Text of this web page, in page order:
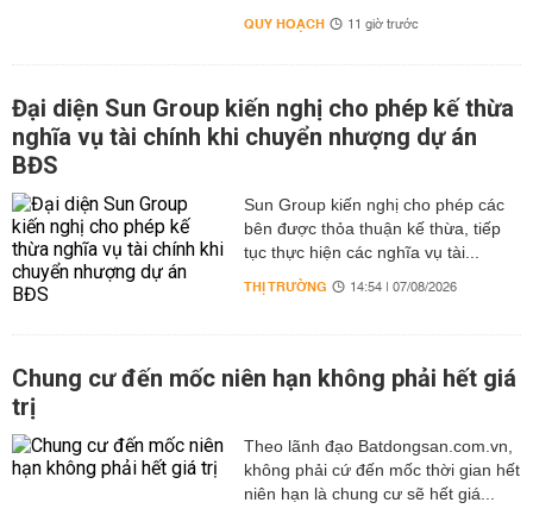
QUY HOẠCH 11 giờ trước
Đại diện Sun Group kiến nghị cho phép kế thừa
nghĩa vụ tài chính khi chuyển nhượng dự án
BĐS
Sun Group kiến nghị cho phép các
bên được thỏa thuận kế thừa, tiếp
tục thực hiện các nghĩa vụ tài...
THỊ TRƯỜNG 14:54 | 07/08/2026
Chung cư đến mốc niên hạn không phải hết giá
trị
Theo lãnh đạo Batdongsan.com.vn,
không phải cứ đến mốc thời gian hết
niên hạn là chung cư sẽ hết giá...